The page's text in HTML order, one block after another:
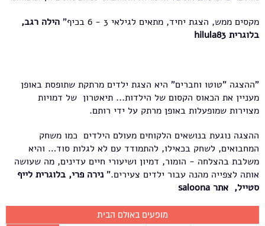
מקסים ממש, הצגת יחיד, מתאים לגילאי 3 - 6 בכיף"
הילה רגב,
בלוגרית hilula83
"ההצגה "טוטו וחברים" היא הצגת ילדים מרתקת שתופסת באופן
מעניין את הכאוס הקסום של הילדות... תיאטרון של דמויות
מצוירות שמופעלות באופן מרתק על ידי רותם.
ההצגה נוגעת בנושאים הלקוחים מעולם הילדים כמו משחק
המחבואים, לשחק בכאילו, להתמודד עם לא לגלות סוד… והיא
משלבת בהצלחה - הומור, דמיון ושיעורי חיים עדינים, מה שעושה
אותה לצפייה מהנה עבור ילדים צעירים." נירה פרי, בלוגרית לייף
סטייל, אתר saloona
מופעים באולם הבית